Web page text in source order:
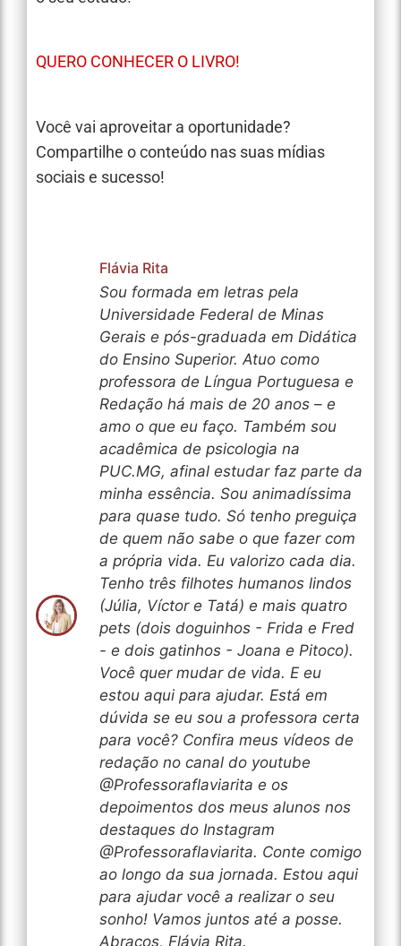
QUERO CONHECER O LIVRO!
Você vai aproveitar a oportunidade?
Compartilhe o conteúdo nas suas mídias
sociais e sucesso!
Flávia Rita
Sou formada em letras pela
Universidade Federal de Minas
Gerais e pós-graduada em Didática
do Ensino Superior. Atuo como
professora de Língua Portuguesa e
Redação há mais de 20 anos – e
amo o que eu faço. Também sou
acadêmica de psicologia na
PUC.MG, afinal estudar faz parte da
minha essência. Sou animadíssima
para quase tudo. Só tenho preguiça
de quem não sabe o que fazer com
a própria vida. Eu valorizo cada dia.
Tenho três filhotes humanos lindos
(Júlia, Víctor e Tatá) e mais quatro
pets (dois doguinhos - Frida e Fred
- e dois gatinhos - Joana e Pitoco).
Você quer mudar de vida. E eu
estou aqui para ajudar. Está em
dúvida se eu sou a professora certa
para você? Confira meus vídeos de
redação no canal do youtube
@Professoraflaviarita e os
depoimentos dos meus alunos nos
destaques do Instagram
@Professoraflaviarita. Conte comigo
ao longo da sua jornada. Estou aqui
para ajudar você a realizar o seu
sonho! Vamos juntos até a posse.
Abraços, Flávia Rita.